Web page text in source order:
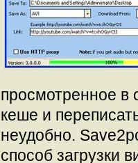
просмотренное в
кеше и
неудобно.
способ загрузки